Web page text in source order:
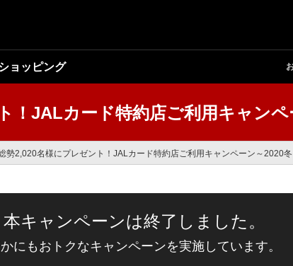
ョッピング
！JALカード特約店ご利用キャンペ
勢2,020名様にプレゼント！JALカード特約店ご利用キャンペーン～2020
本キャンペーンは終了しました。
にもおトクなキャンペーンを実施しています。